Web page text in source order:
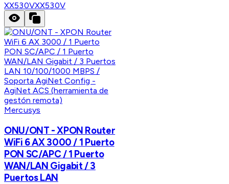
XX530VXX530V
Mercusys
ONU/ONT - XPON Router
WiFi 6 AX 3000 / 1 Puerto
PON SC/APC / 1 Puerto
WAN/LAN Gigabit / 3
Puertos LAN